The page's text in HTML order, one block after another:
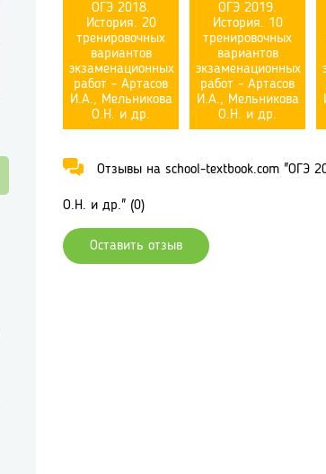
ОГЭ 2018.
История. 20
тренировочных
вариантов
экзаменационных
работ - Артасов
И.А., Мельникова
О.Н. и др.
ОГЭ 2019.
История. 10
тренировочных
вариантов
экзаменационных
работ - Артасов
И.А., Мельникова
О.Н. и др.
Отзывы на school-textbook.com "ОГЭ
О.Н. и др." (0)
Оставить отзыв